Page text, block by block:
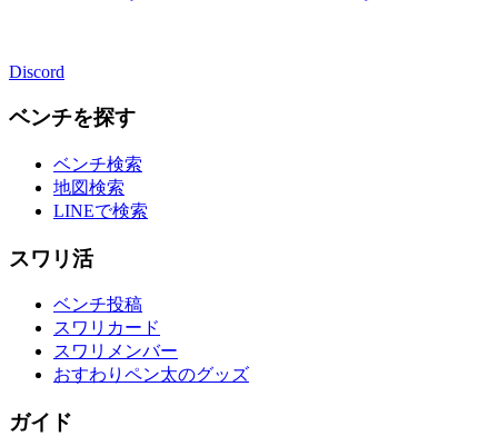
Discord
ベンチを探す
ベンチ検索
地図検索
LINEで検索
スワリ活
ベンチ投稿
スワリカード
スワリメンバー
おすわりペン太のグッズ
ガイド